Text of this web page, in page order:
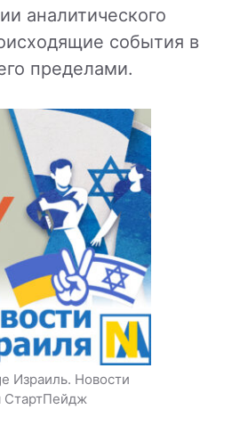
аналитического
события в
пределами.
Израиль. Новости
СтартПейдж